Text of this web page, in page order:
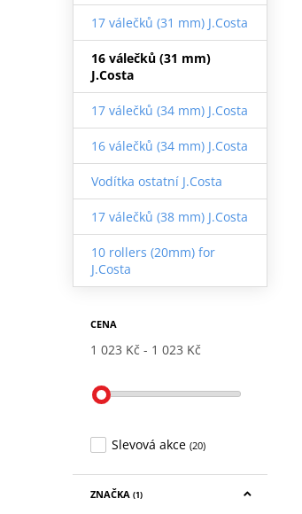
17 válečků (31 mm) J.Costa
16 válečků (31 mm)
J.Costa
17 válečků (34 mm) J.Costa
16 válečků (34 mm) J.Costa
Vodítka ostatní J.Costa
17 válečků (38 mm) J.Costa
10 rollers (20mm) for
J.Costa
CENA
1 023 Kč 1 023 Kč
Slevová akce (20)
ZNAČKA (1)